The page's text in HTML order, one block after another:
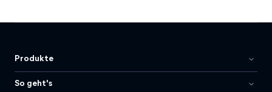
Produkte
So geht's